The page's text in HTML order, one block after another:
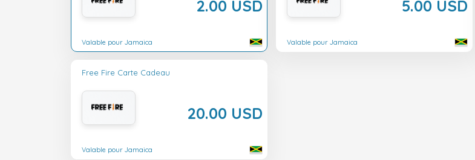
2.00 USD
Valable pour Jamaica
5.00 USD
Valable pour Jamaica
Free Fire Carte Cadeau
20.00 USD
Valable pour Jamaica